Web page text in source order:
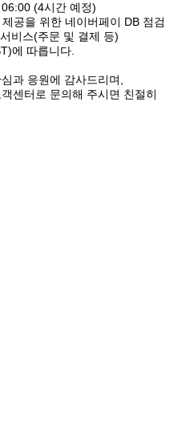
(4시간 예정)
공을 위한 네이버페이 DB 점검
비스(주문 및 결제 등)
에 따릅니다.
과 응원에 감사드리며,
센터로 문의해 주시면 친절히